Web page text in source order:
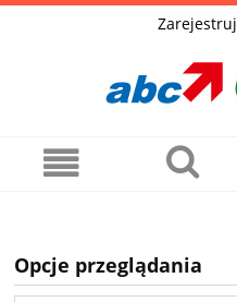
Zarejestruj
Opcje przeglądania